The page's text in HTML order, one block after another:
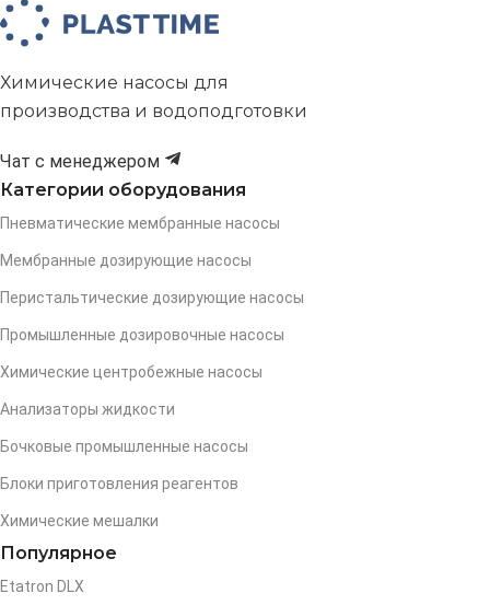
Химические насосы для
производства и водоподготовки
Чат с менеджером
Категории оборудования
Пневматические мембранные насосы
Мембранные дозирующие насосы
Перистальтические дозирующие насосы
Промышленные дозировочные насосы
Химические центробежные насосы
Анализаторы жидкости
Бочковые промышленные насосы
Блоки приготовления реагентов
Химические мешалки
Популярное
Etatron DLX